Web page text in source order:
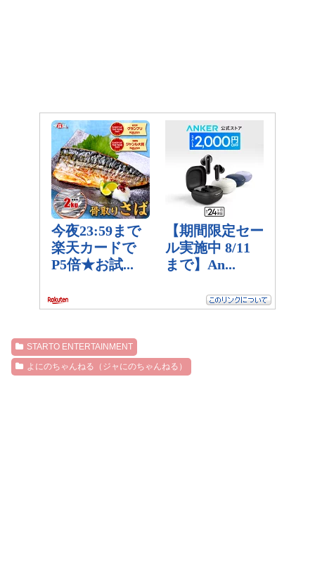
STARTO ENTERTAINMENT
よにのちゃんねる（ジャにのちゃんねる）